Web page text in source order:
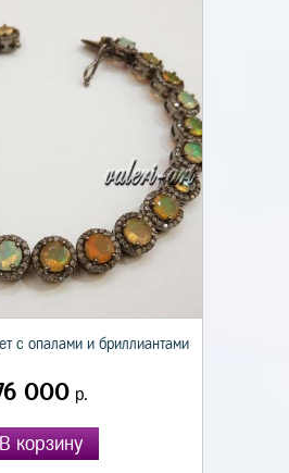
с опалами и бриллиантами
000р.
В корзину